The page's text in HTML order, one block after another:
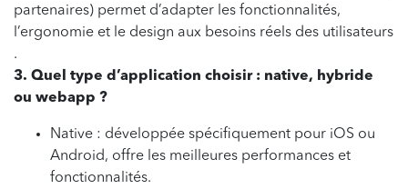
partenaires) permet d’adapter les fonctionnalités,
l’ergonomie et le design aux besoins réels des utilisateurs
.
3. Quel type d’application choisir : native, hybride
ou webapp ?
Native : développée spécifiquement pour iOS ou
Android, offre les meilleures performances et
fonctionnalités.